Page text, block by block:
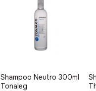
Shampoo Neutro 300ml
Tonaleg